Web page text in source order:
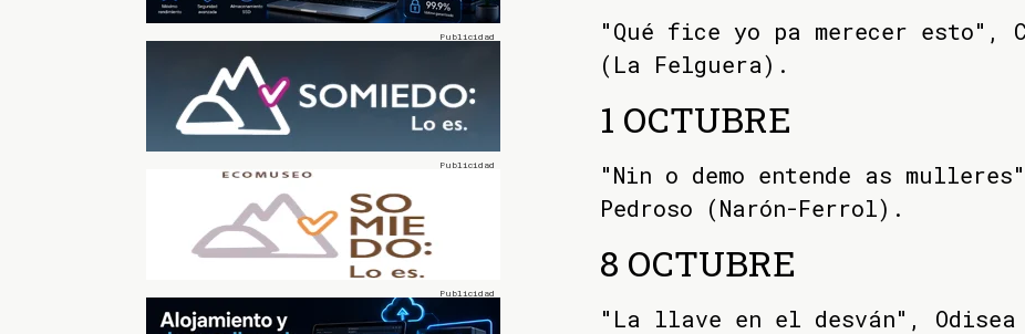
"Qué fice yo pa merecer esto",
(La Felguera).
1 OCTUBRE
"Nin o demo entende as
Pedroso (Narón-Ferrol).
8 OCTUBRE
"La llave en el desván",